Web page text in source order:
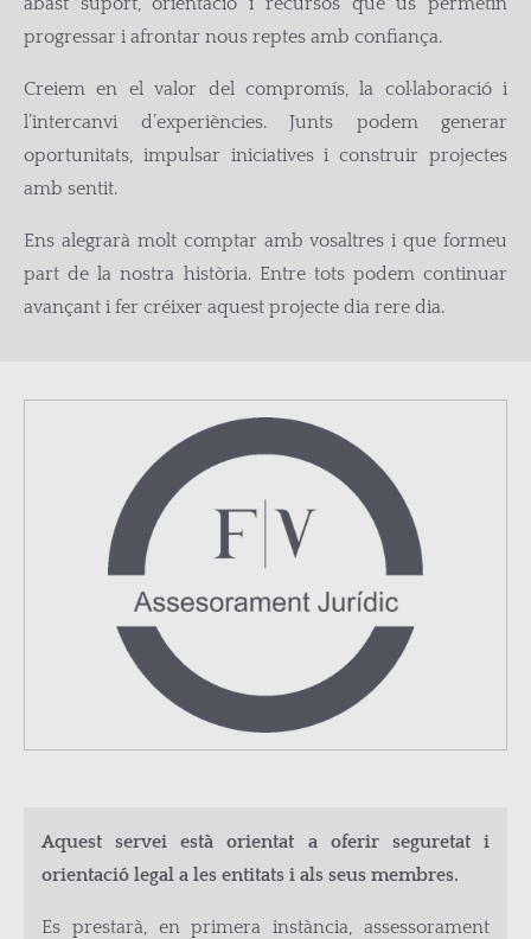
progressar i afrontar nous reptes amb confiança.
Creiem en el valor del compromís, la col·laboració i
l’intercanvi d’experiències. Junts podem generar
oportunitats, impulsar iniciatives i construir projectes
amb sentit.
Ens alegrarà molt comptar amb vosaltres i que formeu
part de la nostra història. Entre tots podem continuar
avançant i fer créixer aquest projecte dia rere dia.
Aquest servei està orientat a oferir seguretat i
orientació legal a les entitats i als seus membres.
Es prestarà, en primera instància, assessorament